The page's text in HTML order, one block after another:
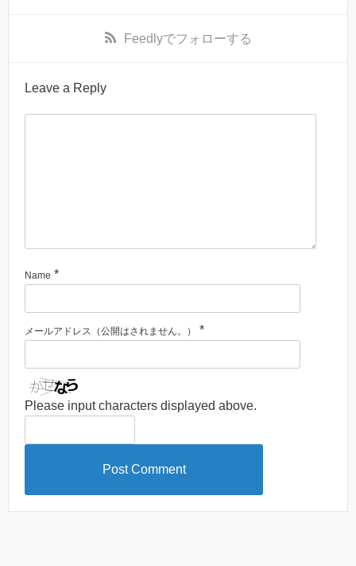
Feedlyでフォローする
Leave a Reply
Name *
メールアドレス（公開はされません。） *
Please input characters displayed above.